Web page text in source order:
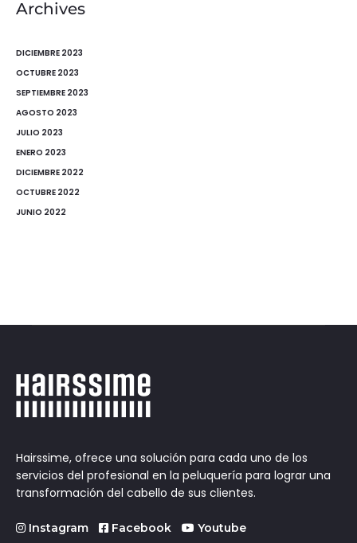
Archives
DICIEMBRE 2023
OCTUBRE 2023
SEPTIEMBRE 2023
AGOSTO 2023
JULIO 2023
ENERO 2023
DICIEMBRE 2022
OCTUBRE 2022
JUNIO 2022
Hairssime, ofrece una solución para cada uno de los
servicios del profesional en la peluquería para lograr una
transformación del cabello de sus clientes.
Instagram Facebook Youtube